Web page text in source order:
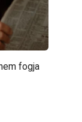
fogja